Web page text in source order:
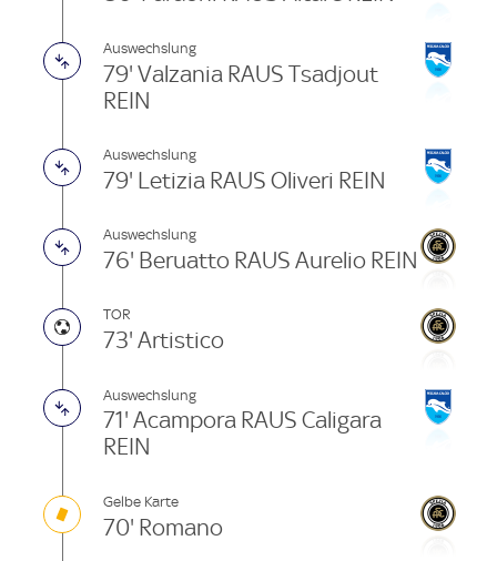
Auswechslung
79' Valzania RAUS Tsadjout
REIN
Auswechslung
79' Letizia RAUS Oliveri REIN
Auswechslung
76' Beruatto RAUS Aurelio REIN
TOR
73' Artistico
Auswechslung
71' Acampora RAUS Caligara
REIN
Gelbe Karte
70' Romano